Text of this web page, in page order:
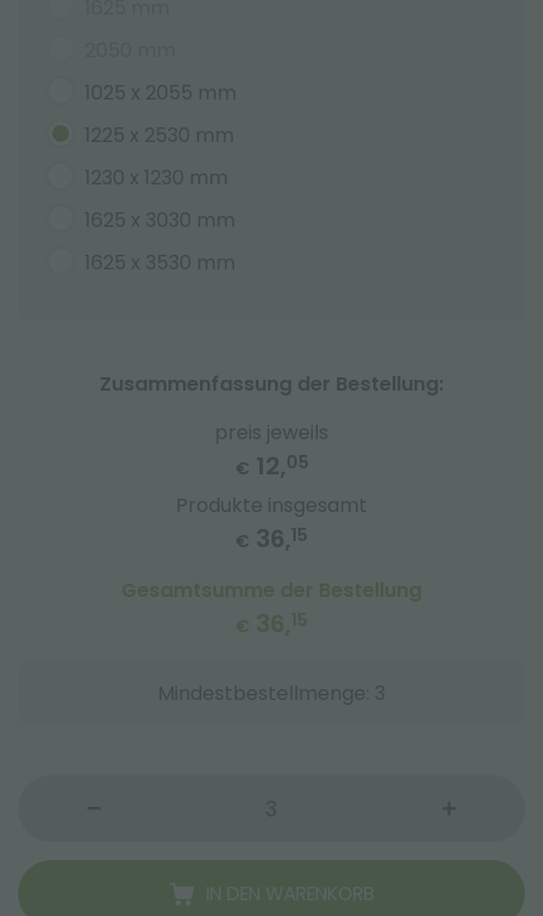
1025 x 2055 mm
1225 x 2530 mm
1230 x 1230 mm
1625 x 3030 mm
1625 x 3530 mm
Zusammenfassung der Bestellung:
preis jeweils
€ 12,05
Produkte insgesamt
€ 36,15
Gesamtsumme der Bestellung
€ 36,15
Mindestbestellmenge: 3
IN DEN WARENKORB